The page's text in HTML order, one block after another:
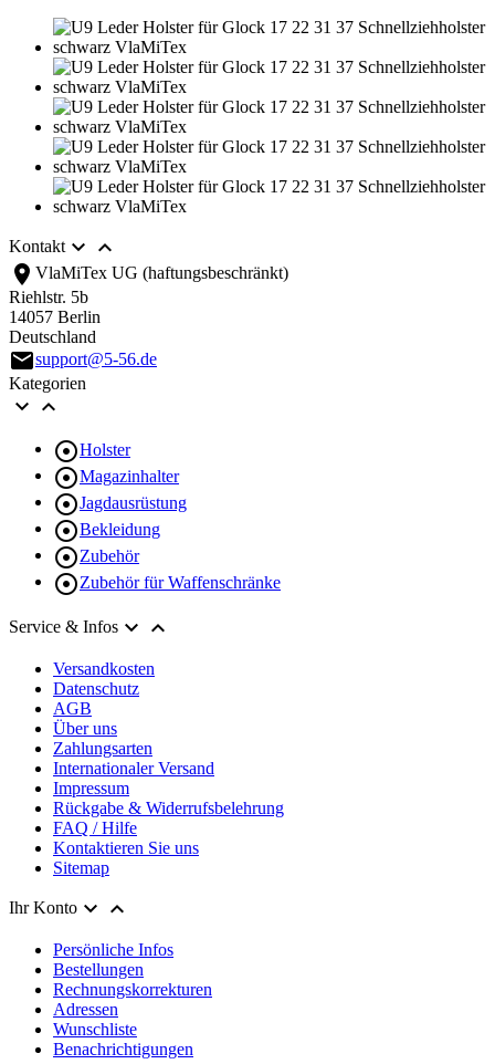
Kontakt 
location_on VlaMiTex UG (haftungsbeschränkt)
Riehlstr. 5b
14057 Berlin
Deutschland
emailsupport@5-56.de
Kategorien
 
Holster
Magazinhalter
 Jagdausrüstung
Bekleidung
Zubehör
Zubehör für Waffenschränke
Service & Infos  
Versandkosten
Datenschutz
AGB
Über uns
Zahlungsarten
Internationaler Versand
Impressum
Rückgabe & Widerrufsbelehrung
FAQ / Hilfe
Kontaktieren Sie uns
Sitemap
Ihr Konto  
Persönliche Infos
Bestellungen
Rechnungskorrekturen
Adressen
Wunschliste
Benachrichtigungen